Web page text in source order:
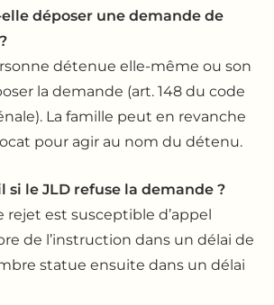
déposer une demande de
détenue elle-même ou son
la demande (art. 148 du code
La famille peut en revanche
pour agir au nom du détenu.
si le JLD refuse la demande ?
rejet est susceptible d’appel
de l’instruction dans un délai de
statue ensuite dans un délai